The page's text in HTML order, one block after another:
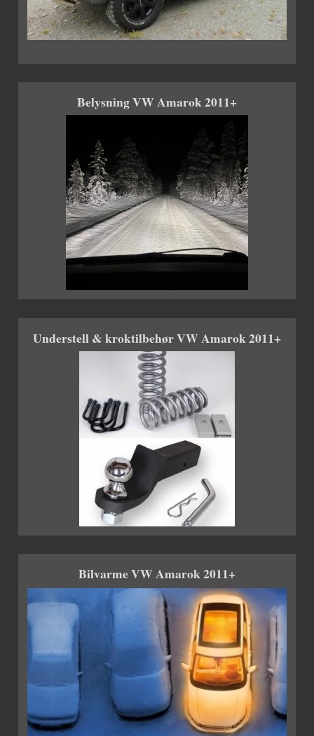
Belysning VW Amarok 2011+
Understell & kroktilbehør VW Amarok 2011+
Bilvarme VW Amarok 2011+